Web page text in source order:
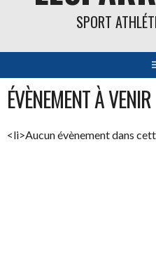
SPORT
ÉVÈNEMENT À VENIR
<li>Aucun évènement dans